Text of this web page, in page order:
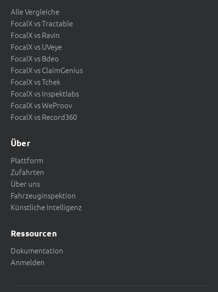
Alle Vergleiche
FocalX vs Tractable
FocalX vs Ravin
FocalX vs UVeye
FocalX vs Bdeo
FocalX vs ClaimGenius
FocalX vs Tchek
FocalX vs Inspektlabs
FocalX vs WeProov
FocalX vs Record360
Über
Plattform
Zufahrten
Über uns
Fahrzeuginspektion
Künstliche Intelligenz
Ressourcen
Dokumentation
Anmelden